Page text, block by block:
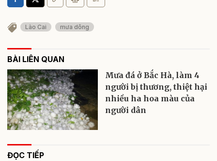
Lào Cai mưa dông
BÀI LIÊN QUAN
Mưa đá ở Bắc Hà, làm 4
người bị thương, thiệt hại
nhiều ha hoa màu của
người dân
ĐỌC TIẾP